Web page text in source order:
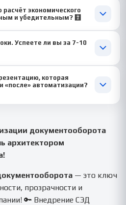
работы в строительной
«Внедрение ЭДО с
для оптового дистрибьютора»,
в государственном
экономического
и убедительным? 🧮
на оценке трудозатрат и
данные и допущения будут
расчёты выдержали критику.
Успеете ли вы за 7-10
согласовании структуры и
подготовить ключевые разделы
которая
«после» автоматизации?
таблицей СЭД, графиками расчёта
✨
документооборота
архитектором
— это ключ
прозрачности и
🔑 Внедрение СЭД